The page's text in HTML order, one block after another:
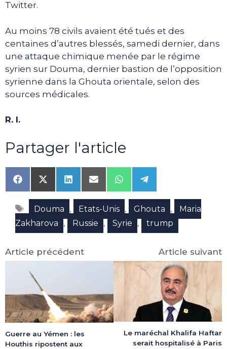
Twitter.
Au moins 78 civils avaient été tués et des
centaines d’autres blessés, samedi dernier, dans
une attaque chimique menée par le régime
syrien sur Douma, dernier bastion de l’opposition
syrienne dans la Ghouta orientale, selon des
sources médicales.
R. I.
Partager l'article
Share
on
Facebook
Share
on
X
(Twitter)
Share
on
LinkedIn
Share
on
Email
Share
on
WhatsApp
Share
on
Telegram
Étiquettes
Douma , Etats-Unis , Ghouta ,
Maria
Zakharova
, Russie , Syrie , trump
Article précédent
Guerre au Yémen : les
Houthis ripostent aux
Article suivant
Le maréchal Khalifa Haftar
serait hospitalisé à Paris